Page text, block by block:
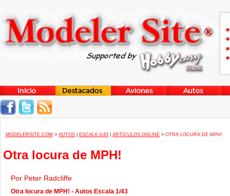
MODELERSITE.COM > AUTOS ESCALA 1/43 ARTÍCULOS ONLINE > OTRA LOCURA DE MPH!
Otra locura de MPH!
Por Peter Radcliffe
Otra locura de MPH! - Autos Escala 1/43